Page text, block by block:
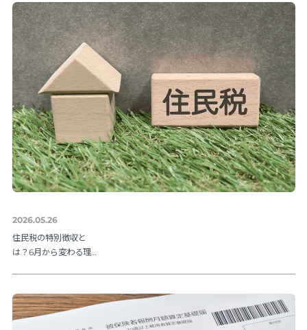
説
2026.05.26
住民税の特別徴収と
は？6月から変わる理由